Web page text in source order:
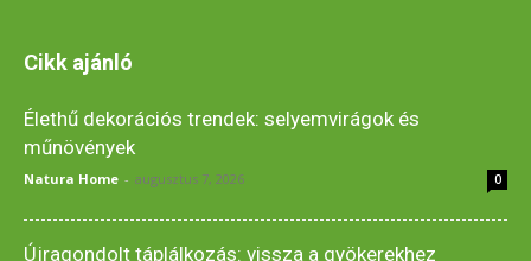
Cikk ajánló
Élethű dekorációs trendek: selyemvirágok és
műnövények
Natura Home - augusztus 7, 2026 0
Újragondolt táplálkozás: vissza a gyökerekhez